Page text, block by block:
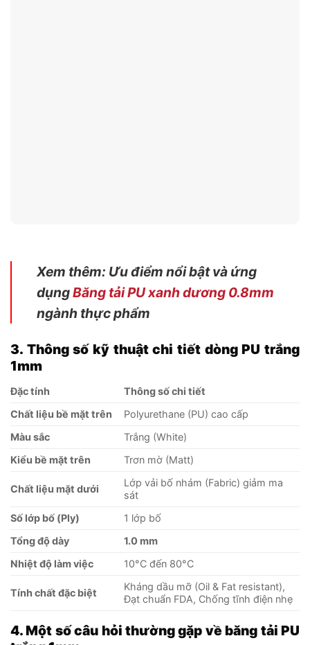
Xem thêm: Ưu điểm nổi bật và ứng
dụngBăng tải PU xanh dương 0.8mm
ngành thực phẩm
3. Thông số kỹ thuật chi tiết dòng PU trắng
1mm
Đặc tính
Thông số chi tiết
Chất liệu bề mặt trên
Polyurethane (PU) cao cấp
Màu sắc
Trắng (White)
Kiểu bề mặt trên
Trơn mờ (Matt)
Chất liệu mặt dưới
Lớp vải bố nhám (Fabric) giảm ma
sát
Số lớp bố (Ply)
1 lớp bố
Tổng độ dày
1.0 mm
Nhiệt độ làm việc
10°C đến 80°C
Tính chất đặc biệt
Kháng dầu mỡ (Oil & Fat resistant),
Đạt chuẩn FDA, Chống tĩnh điện nhẹ
4. Một số câu hỏi thường gặp về băng tải PU